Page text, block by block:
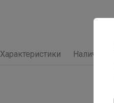
Характеристики Наличие